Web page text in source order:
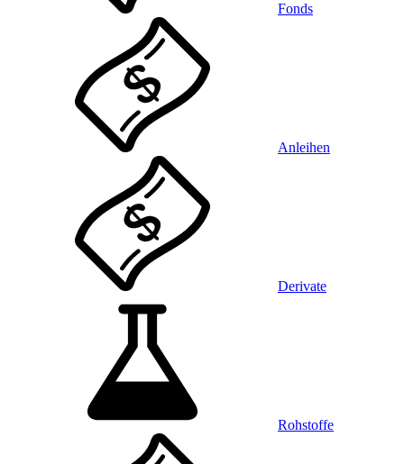
Fonds
Anleihen
Derivate
Rohstoffe